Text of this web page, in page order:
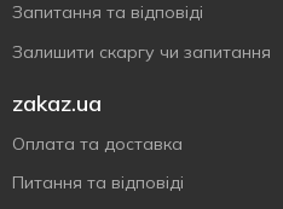
Запитання та відповіді
Залишити скаргу чи запитання
zakaz.ua
Оплата та доставка
Питання та відповіді